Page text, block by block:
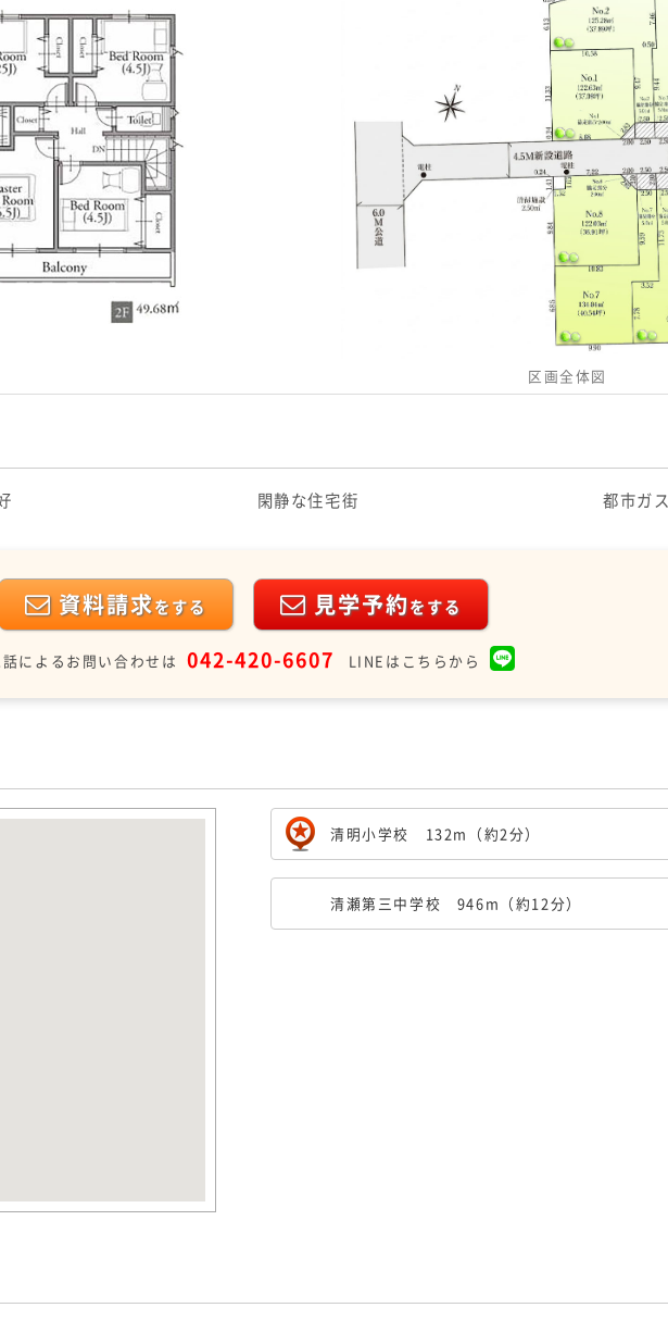
区画全体図
閑静な住宅街 都市ガス
資料請求をする 見学予約をする
によるお問い合わせは 042-420-6607 LINEはこちらから
清明小学校 132m（約2分）
清瀬第三中学校 946m（約12分）